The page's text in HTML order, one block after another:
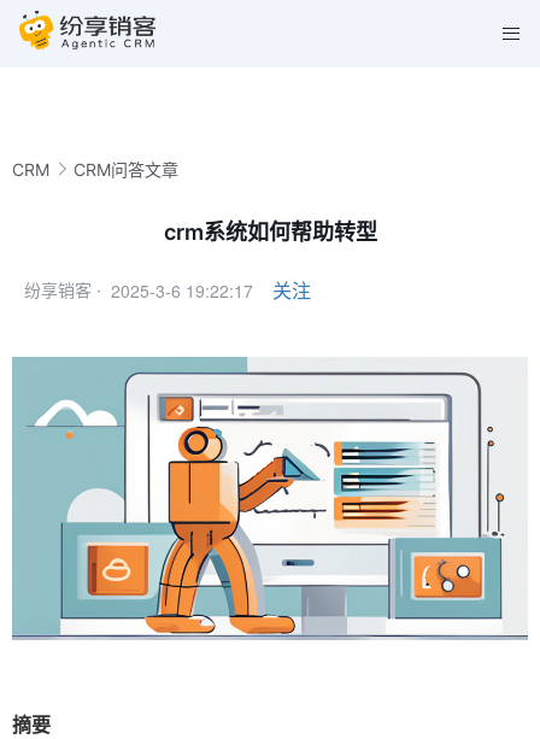
CRM CRM问答文章
crm系统如何帮助转型
纷享销客 · 2025-3-6 19:22:17 关注
摘要